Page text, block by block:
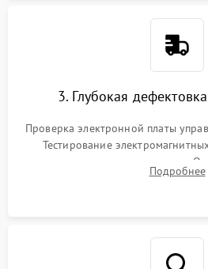
3. Глубокая
Проверка электронной платы
Тестирование
температуры и расходомера.
жерновов кофемолки,
Подробнее